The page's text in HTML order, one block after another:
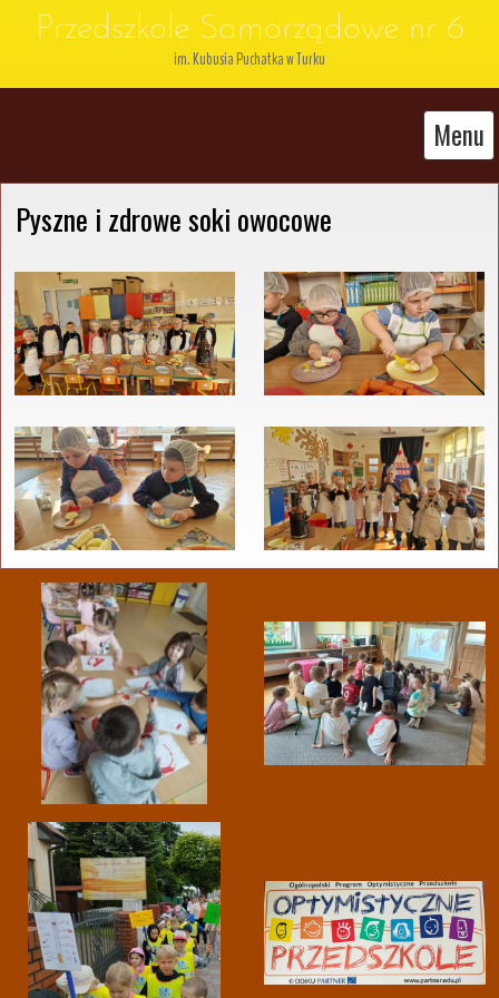
Przedszkole Samorządowe nr 6
im. Kubusia Puchatka w Turku
Menu
Pyszne i zdrowe soki owocowe